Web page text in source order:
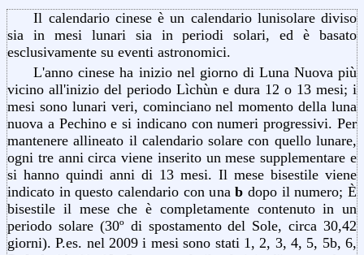
Il calendario cinese è un calendario lunisolare diviso
sia in mesi lunari sia in periodi solari, ed è basato
esclusivamente su eventi astronomici.
L'anno cinese ha inizio nel giorno di Luna Nuova più
vicino all'inizio del periodo Lìchùn e dura 12 o 13 mesi; i
mesi sono lunari veri, cominciano nel momento della luna
nuova a Pechino e si indicano con numeri progressivi. Per
mantenere allineato il calendario solare con quello lunare,
ogni tre anni circa viene inserito un mese supplementare e
si hanno quindi anni di 13 mesi. Il mese bisestile viene
indicato in questo calendario con unab dopo il numero; È
bisestile il mese che è completamente contenuto in un
periodo solare (30º di spostamento del Sole, circa 30,42
giorni). P.es. nel 2009 i mesi sono stati 1, 2, 3, 4, 5, 5b, 6,